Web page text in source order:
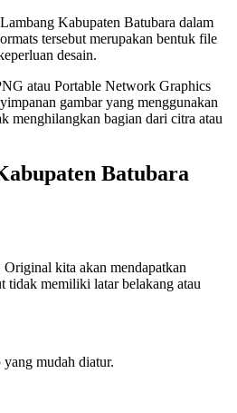
Kabupaten Batubara dalam
tersebut merupakan bentuk file
desain.
atau Portable Network Graphics
gambar yang menggunakan
menghilangkan bagian dari citra atau
Batubara
kita akan mendapatkan
tidak memiliki latar belakang atau
yang mudah diatur.